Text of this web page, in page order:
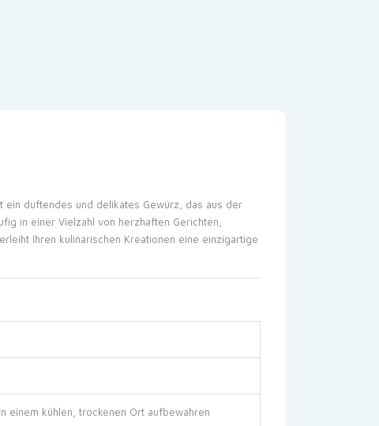
ein duftendes und delikates Gewürz, das aus der
in einer Vielzahl von herzhaften Gerichten,
Ihren kulinarischen Kreationen eine einzigartige
einem kühlen, trockenen Ort aufbewahren